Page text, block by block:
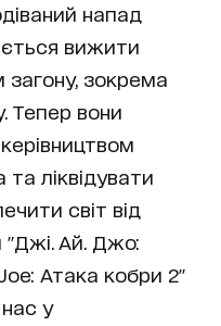
напад
вижити
зокрема
Тепер вони
ліквідувати
світ від
"Джі. Ай. Джо:
Атака кобри 2"
у